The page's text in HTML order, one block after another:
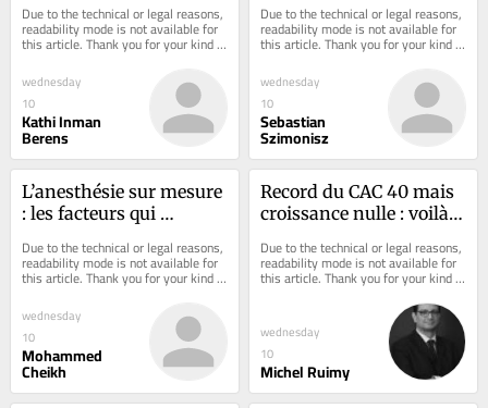
largement infondées ?
Due to the technical or legal reasons,
readability mode is not available for
this article. Thank you for your kind
wednesday
10
Kathi Inman
Berens
l'État, sert de paravent à
l'extrémisme
Due to the technical or legal reasons,
readability mode is not available for
this article. Thank you for your kind
wednesday
10
Sebastian
Szimonisz
L’anesthésie sur mesure
: les facteurs qui
une opération
Due to the technical or legal reasons,
readability mode is not available for
this article. Thank you for your kind
wednesday
10
Mohammed
Cheikh
Record du CAC 40 mais
croissance nulle : voilà
paradoxe français
Due to the technical or legal reasons,
readability mode is not available for
this article. Thank you for your kind
wednesday
10
Michel Ruimy